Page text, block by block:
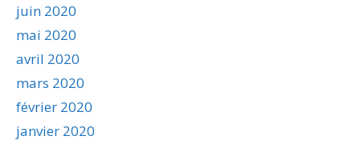
juin 2020
mai 2020
avril 2020
mars 2020
février 2020
janvier 2020